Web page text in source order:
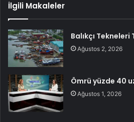
İlgili Makaleler
Balıkçı
Ağustos 2, 2026
Ömrü yüzde 40
Ağustos 1, 2026